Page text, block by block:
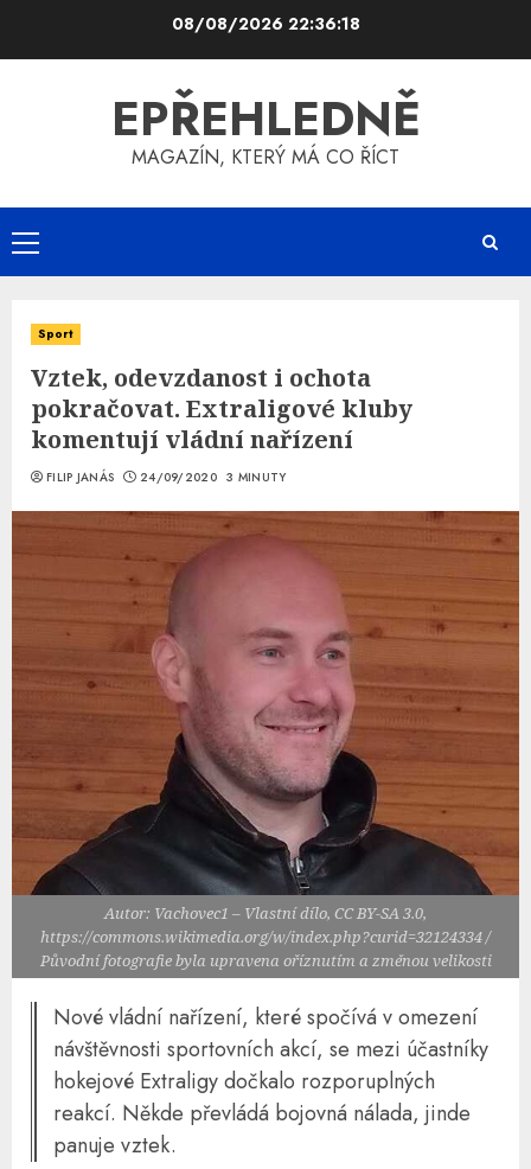
08/08/2026 22:36:19
EPŘEHLEDNĚ
MAGAZÍN, KTERÝ MÁ CO ŘÍCT
Primary
Menu
Sport
Vztek, odevzdanost i ochota
pokračovat. Extraligové kluby
komentují vládní nařízení
FILIP JANÁS 24/09/2020 3 MINUTY
Autor: Vachovec1 – Vlastní dílo, CC BY-SA 3.0,
https://commons.wikimedia.org/w/index.php?curid=32124334 /
Původní fotografie byla upravena oříznutím a změnou velikosti
Nové vládní nařízení, které spočívá v omezení
návštěvnosti sportovních akcí, se mezi účastníky
hokejové Extraligy dočkalo rozporuplných
reakcí. Někde převládá bojovná nálada, jinde
panuje vztek.